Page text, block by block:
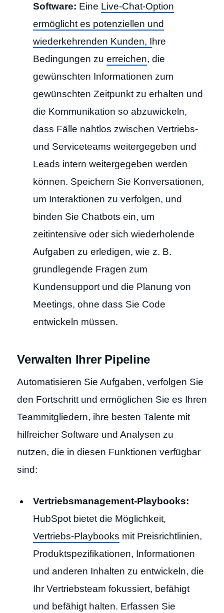
Software: Eine Live-Chat-Option
ermöglicht es potenziellen und
wiederkehrenden Kunden, Ihre
Bedingungen zu erreichen, die
gewünschten Informationen zum
gewünschten Zeitpunkt zu erhalten und
die Kommunikation so abzuwickeln,
dass Fälle nahtlos zwischen Vertriebs-
und Serviceteams weitergegeben und
Leads intern weitergegeben werden
können. Speichern Sie Konversationen,
um Interaktionen zu verfolgen, und
binden Sie Chatbots ein, um
zeitintensive oder sich wiederholende
Aufgaben zu erledigen, wie z. B.
grundlegende Fragen zum
Kundensupport und die Planung von
Meetings, ohne dass Sie Code
entwickeln müssen.
Verwalten Ihrer Pipeline
Automatisieren Sie Aufgaben, verfolgen Sie
den Fortschritt und ermöglichen Sie es Ihren
Teammitgliedern, ihre besten Talente mit
hilfreicher Software und Analysen zu
nutzen, die in diesen Funktionen verfügbar
sind:
Vertriebsmanagement-Playbooks:
HubSpot bietet die Möglichkeit,
Vertriebs-Playbooks mit Preisrichtlinien,
Produktspezifikationen, Informationen
und anderen Inhalten zu entwickeln, die
Ihr Vertriebsteam fokussiert, befähigt
und befähigt halten. Erfassen Sie